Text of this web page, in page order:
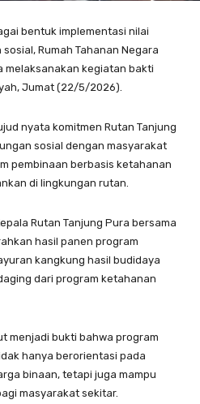
bentuk implementasi nilai
Rumah Tahanan Negara
melaksanakan kegiatan bakti
Jumat (22/5/2026).
nyata komitmen Rutan Tanjung
sosial dengan masyarakat
pembinaan berbasis ketahanan
di lingkungan rutan.
Rutan Tanjung Pura bersama
hasil panen program
kangkung hasil budidaya
dari program ketahanan
menjadi bukti bahwa program
hanya berorientasi pada
binaan, tetapi juga mampu
masyarakat sekitar.